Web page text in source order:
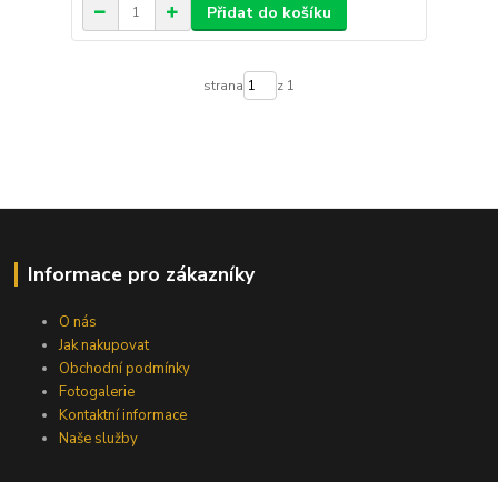
Přidat do košíku
strana z 1
Informace pro zákazníky
O nás
Jak nakupovat
Obchodní podmínky
Fotogalerie
Kontaktní informace
Naše služby